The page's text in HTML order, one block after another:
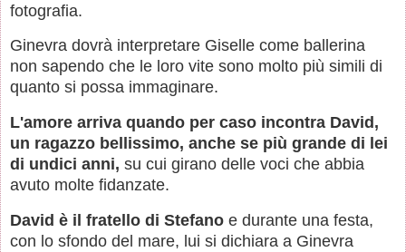
fotografia.
Ginevra dovrà interpretare Giselle come ballerina
non sapendo che le loro vite sono molto più simili di
quanto si possa immaginare.
L'amore arriva quando per caso incontra David,
un ragazzo bellissimo, anche se più grande di lei
di undici anni, su cui girano delle voci che abbia
avuto molte fidanzate.
David è il fratello di Stefano e durante una festa,
con lo sfondo del mare, lui si dichiara a Ginevra